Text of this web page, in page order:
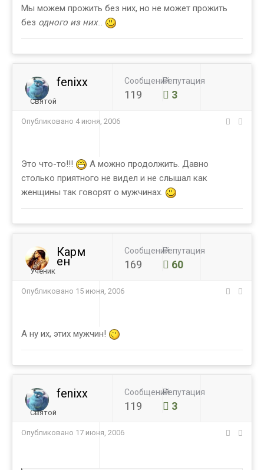
Мы можем прожить без них, но не может прожить
без одного из них...
fenixx
Святой
Сообщений
119
Репутация
3
Опубликовано 4 июня, 2006
Это что-то!!!
А можно продолжить. Давно
столько приятного не видел и не слышал как
женщины так говорят о мужчинах.
Карм
ен
Ученик
Сообщений
169
Репутация
60
Опубликовано 15 июня, 2006
А ну их, этих мужчин!
fenixx
Святой
Сообщений
119
Репутация
3
Опубликовано 17 июня, 2006